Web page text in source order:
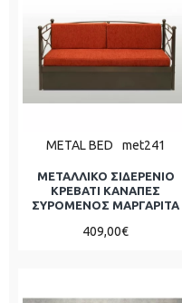
METAL BED met241
ΜΕΤΑΛΛΙΚΟ ΣΙΔΕΡΕΝΙΟ
ΚΡΕΒΑΤΙ ΚΑΝΑΠΕΣ
ΣΥΡΟΜΕΝΟΣ ΜΑΡΓΑΡΙΤΑ
409,00€